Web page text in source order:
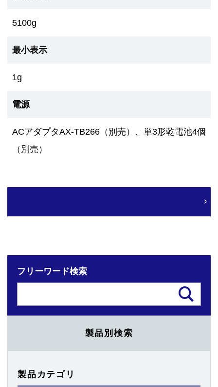
5100g
最小表示
1g
電源
ACアダプタAX-TB266（別売）、単3形乾電池4個
（別売）
フリーワード検索
製品別検索
製品カテゴリ